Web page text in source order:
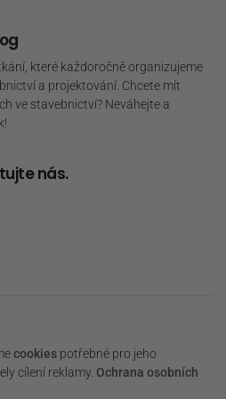
které každoročně organizujeme
a projektování. Chcete mít
ve stavebnictví? Neváhejte a
nás.
cookies potřebné pro jeho
cílení reklamy. Ochrana osobních